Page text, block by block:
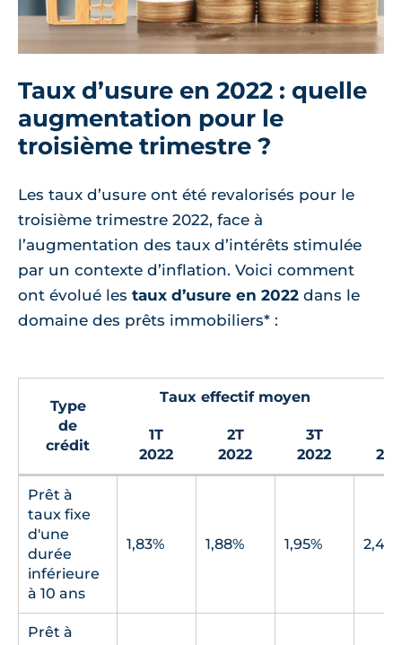
Taux d’usure en 2022 : quelle
augmentation pour le
troisième trimestre ?
Les taux d’usure ont été revalorisés pour le
troisième trimestre 2022, face à
l’augmentation des taux d’intérêts stimulée
par un contexte d’inflation. Voici comment
ont évolué les taux d’usure en 2022 dans le
domaine des prêts immobiliers* :
Type
de
crédit
Taux effectif moyen
1T
2022
2T
2022
3T
2022
Prêt à
taux fixe
d'une
durée
inférieure
à 10 ans
1,83% 1,88% 1,95%
Prêt à